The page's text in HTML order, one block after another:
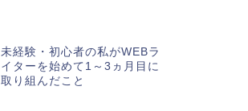
未経験・初心者の私がWEBラ
イターを始めて1～3ヵ月目に
取り組んだこと